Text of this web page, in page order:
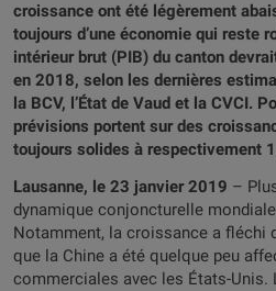
croissance ont été légèrement
toujours d’une économie qui reste
intérieur brut (PIB) du canton
en 2018, selon les dernières
la BCV, l’État de Vaud et la CVCI.
prévisions portent sur des
toujours solides à respectivement
Lausanne, le 23 janvier 2019 –
dynamique conjoncturelle mondiale
Notamment, la croissance a fléchi
que la Chine a été quelque peu
commerciales avec les États-Unis.